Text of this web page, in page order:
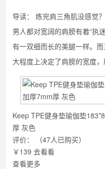
导读：
练完肩三角肌没感觉
男人都对宽阔的肩膀有着“执
有一双细而长的美腿一样。
大程度上决定了肩膀的宽度
Keep TPE健身垫瑜伽垫
厚 灰色
评价：
（47人已购买）
￥139 去看看
查看更多